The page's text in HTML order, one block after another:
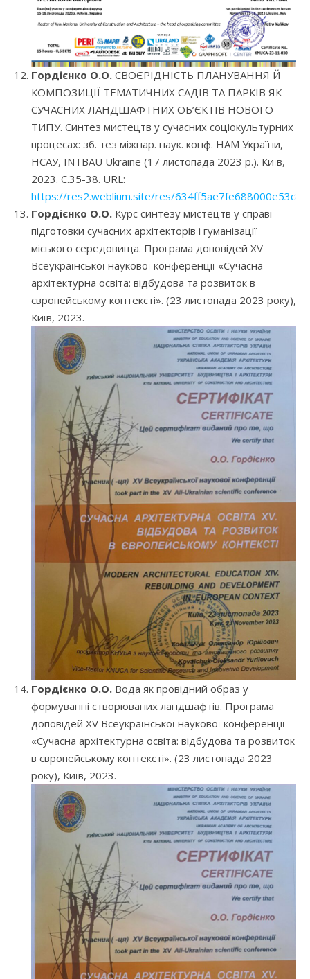
Гордієнко О.О. СВОЄРІДНІСТЬ ПЛАНУВАННЯ Й
КОМПОЗИЦІЇ ТЕМАТИЧНИХ САДІВ ТА ПАРКІВ ЯК
СУЧАСНИХ ЛАНДШАФТНИХ ОБ’ЄКТІВ НОВОГО
ТИПУ. Синтез мистецтв у сучасних соціокультурних
процесах: зб. тез міжнар. наук. конф. НАМ України,
НСАУ, INTBAU Ukraine (17 листопада 2023 р.). Київ,
2023. С.35-38. URL:
https://res2.weblium.site/res/
Гордієнко О.О. Курс синтезу мистецтв у справі
підготовки сучасних архітекторів і гуманізації
міського середовища. Програма доповідей XV
Всеукраїнської наукової конференції «Сучасна
архітектурна освіта: відбудова та розвиток в
європейському контексті». (23 листопада 2023 року),
Київ, 2023.
Гордієнко О.О. Вода як провідний образ у
формуванні створюваних ландшафтів. Програма
доповідей XV Всеукраїнської наукової конференції
«Сучасна архітектурна освіта: відбудова та розвиток
в європейському контексті». (23 листопада 2023
року), Київ, 2023.